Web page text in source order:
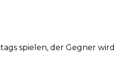
spielen, der Gegner wird